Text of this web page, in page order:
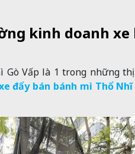
kinh doanh
Gò Vấp là 1 trong những
đẩy bán bánh mì Thổ Nhĩ